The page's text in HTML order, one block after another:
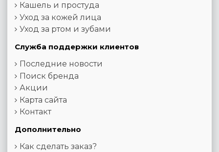
Кашель и простуда
Уход за кожей лица
Уход за ртом и зубами
Служба поддержки клиентов
Последние новости
Поиск бренда
Акции
Карта сайта
Контакт
Дополнительно
Как сделать заказ?